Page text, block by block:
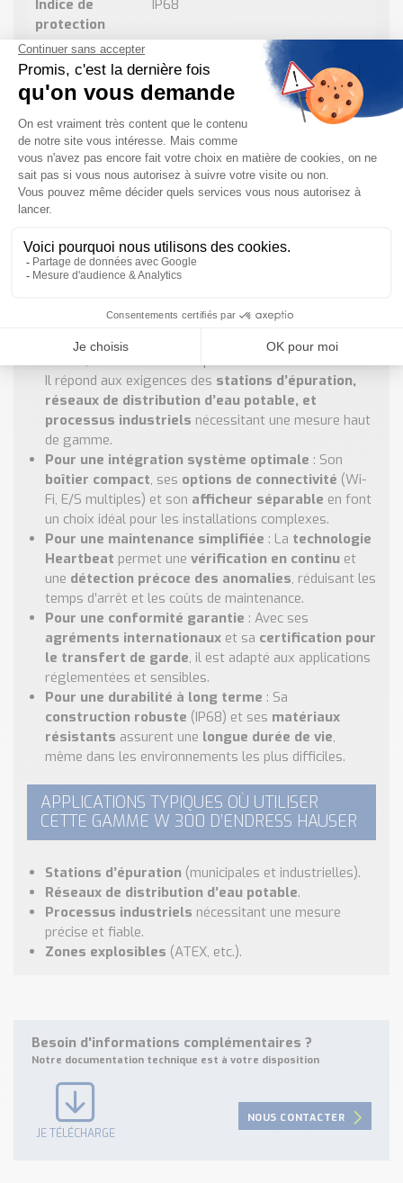
Indice de
protection
IP68
Boîtier
Double compartiment avec 3 E/S
Afficheur
Rétroéclairé, tactile, Wi-Fi, option
Agréments
Eau potable (MI-001/OIML R49),
zones explosibles
Technologie
Heartbeat Technology
POURQUOI UTILISER CETTE GAMME DE
DÉBITMÈTRE ?
Pour les applications critiques: LePromag W300
est conçu pour les
secteurs de l’eau et des eaux
usées, où la fiabilité et la précision sont essentielles.
Il répond aux exigences des stations d’épuration,
réseaux de distribution d’eau potable, et
processus industriels nécessitant une mesure haut
de gamme.
Pour une intégration système optimale : Son
boîtier compact, ses options de connectivité (Wi-
Fi, E/S multiples) et son afficheur séparable en font
un choix idéal pour les installations complexes.
Pour une maintenance simplifiée : La technologie
Heartbeat permet une vérification en continu et
une détection précoce des anomalies, réduisant les
temps d’arrêt et les coûts de maintenance.
Pour une conformité garantie : Avec ses
agréments internationaux et sa certification pour
le transfert de garde, il est adapté aux applications
réglementées et sensibles.
Pour une durabilité à long terme : Sa
construction robuste (IP68) et ses matériaux
résistants assurent une longue durée de vie,
même dans les environnements les plus difficiles.
APPLICATIONS TYPIQUES OÙ UTILISER
CETTE GAMME W 300 D’ENDRESS HAUSER
Stations d’épuration (municipales et industrielles).
Réseaux de distribution d’eau potable.
Processus industriels nécessitant une mesure
précise et fiable.
Zones explosibles (ATEX, etc.).
Besoin d'informations complémentaires ?
Notre documentation technique est à votre disposition
JE TÉLÉCHARGE
NOUS CONTACTER